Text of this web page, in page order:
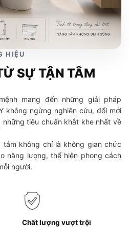
HIỆU
SỰ TẬN TÂM
mang đến những giải pháp
không ngừng nghiên cứu, đổi mới
tiêu chuẩn khắt khe nhất về
tắm không chỉ là không gian chức
năng lượng, thể hiện phong cách
người.
Chất lượng vượt trội